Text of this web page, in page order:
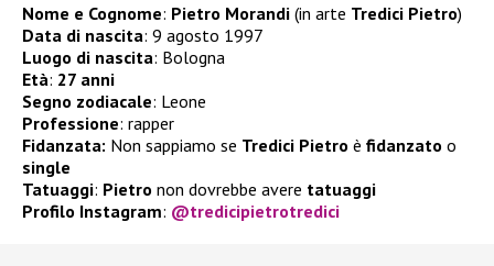
Nome e Cognome: Pietro Morandi (in arte Tredici Pietro)
Data di nascita: 9 agosto 1997
Luogo di nascita: Bologna
Età: 27 anni
Segno zodiacale: Leone
Professione: rapper
Fidanzata: Non sappiamo se Tredici Pietro è fidanzato o
single
Tatuaggi: Pietro non dovrebbe avere tatuaggi
Profilo Instagram: @tredicipietrotredici